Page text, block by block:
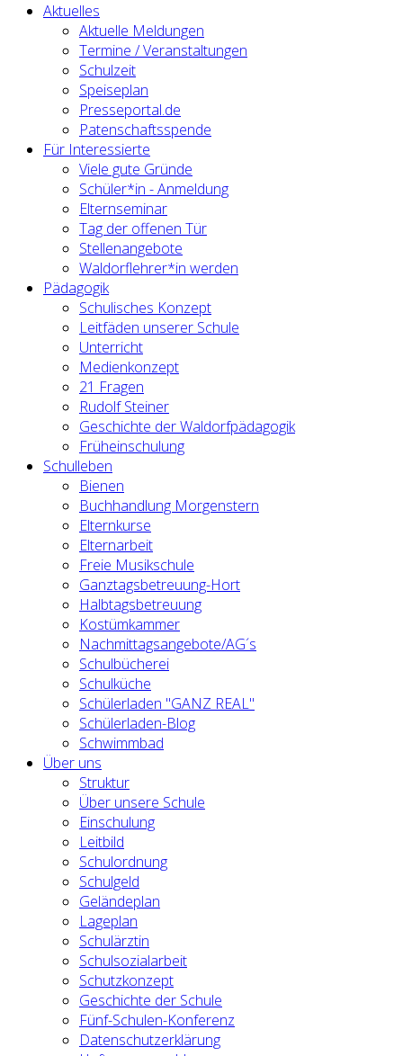
Aktuelles
Aktuelle Meldungen
Termine / Veranstaltungen
Schulzeit
Speiseplan
Presseportal.de
Patenschaftsspende
Für Interessierte
Viele gute Gründe
Schüler*in - Anmeldung
Elternseminar
Tag der offenen Tür
Stellenangebote
Waldorflehrer*in werden
Pädagogik
Schulisches Konzept
Leitfäden unserer Schule
Unterricht
Medienkonzept
21 Fragen
Rudolf Steiner
Geschichte der Waldorfpädagogik
Früheinschulung
Schulleben
Bienen
Buchhandlung Morgenstern
Elternkurse
Elternarbeit
Freie Musikschule
Ganztagsbetreuung-Hort
Halbtagsbetreuung
Kostümkammer
Nachmittagsangebote/AG´s
Schulbücherei
Schulküche
Schülerladen "GANZ REAL"
Schülerladen-Blog
Schwimmbad
Über uns
Struktur
Über unsere Schule
Einschulung
Leitbild
Schulordnung
Schulgeld
Geländeplan
Lageplan
Schulärztin
Schulsozialarbeit
Schutzkonzept
Geschichte der Schule
Fünf-Schulen-Konferenz
Datenschutzerklärung